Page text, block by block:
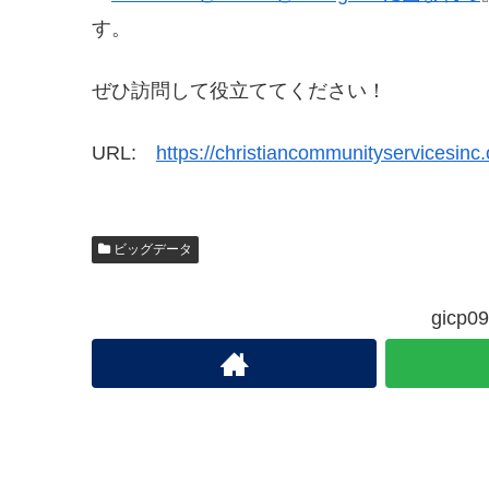
す。
ぜひ訪問して役立ててください！
URL: https://
ビッグデータ